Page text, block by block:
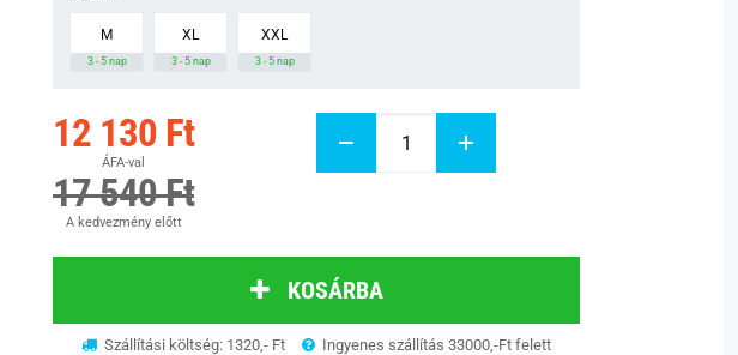
M
3 - 5 nap
XL
3 - 5 nap
XXL
3 - 5 nap
12 130 Ft
ÁFA-val
17 540 Ft
A kedvezmény előtt
KOSÁRBA
Szállítási költség: 1320,- Ft Ingyenes szállítás 33000,-Ft felett